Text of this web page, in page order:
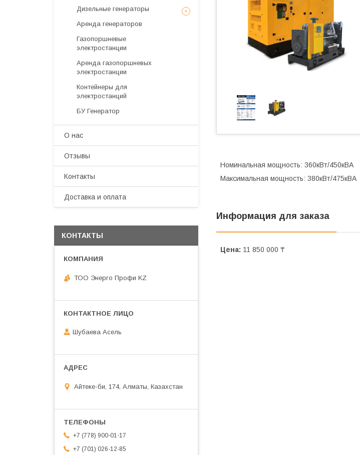
Номинальная мощность: 360кВт/450кВА
Максимальная мощность: 380кВт/475кВА
Информация для заказа
Цена: 11 850 000 ₸
Дизельные генераторы
Аренда генераторов
Газопоршневые
электростанции
Аренда газопоршневых
электростанции
Контейнеры для
электростанций
БУ Генератор
О нас
Отзывы
Контакты
Доставка и оплата
КОНТАКТЫ
ТОО Энерго Профи KZ
Шубаева Асель
Айтеке-би, 174, Алматы, Казахстан
+7 (778) 900-01-17
+7 (701) 026-12-85